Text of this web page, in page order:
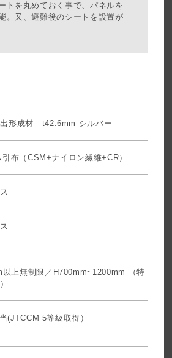
トを丸めておく事で、パネルを
。又、避難後のシートを設置が
出形成材 t42.6mm シルバー
布（CSM+ナイロン繊維+CR）
以上無制限／H700mm~1200mm （特
(JTCCM 5等級取得）